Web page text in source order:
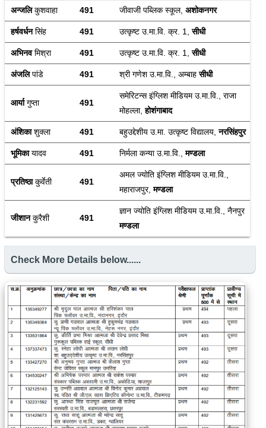
अन्जलि कुशवाहा 491 जीवाजी पब्लिक स्कूल, अशोकनगर
हर्षवर्धन सिंह 491 उत्कृष्ट उ.मा.वि. क्र. 1, सीधी
अभिनव मिश्रा 491 उत्कृष्ट उ.मा.वि. क्र. 1, सीधी
अंजलि पांडे 491 श्री गणेश उ.मा.वि., अम्बाह सीधी
आर्या गुप्ता 491
समेरिटन्स इंग्लिश मीडियम उ.मा.वि., राजा
मोहल्ला, होशंगाबाद
अंशिका शुक्ला 491 बहुउद्देशीय उ.मा. उत्कृष्ट विद्यालय, नरसिंहपुर
भूमिका यादव 491 निर्मला कन्या उ.मा.वि., मण्डला
प्रतिष्ठा कुर्वेती 491
अमल ज्योति इंग्लिश मीडियम उ.मा.वि.,
महाराजपुर, मण्डला
जीशान कुरैशी 491
ज्ञान ज्योति इंग्लिश मीडियम उ.मा.वि., नैनपुर
मण्डला
Check More Details below......